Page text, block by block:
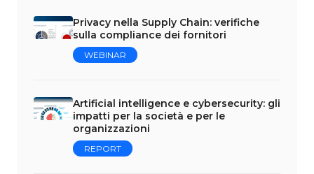
Privacy nella Supply Chain: verifiche
sulla compliance dei fornitori
WEBINAR
Artificial intelligence e cybersecurity: gli
impatti per la società e per le
organizzazioni
REPORT